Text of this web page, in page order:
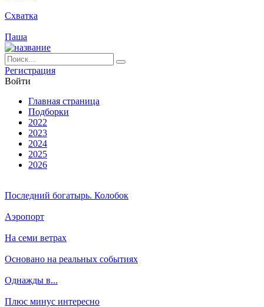
Схватка
Паша
Ре­ги­ст­ра­ция
Вой­ти
Глав­ная стра­ни­ца
Подборки
2022
2023
2024
2025
2026
Последний богатырь. Колобок
Аэропорт
На семи ветрах
Основано на реальных событиях
Однажды в...
Плюс минус интересно